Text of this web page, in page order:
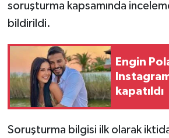
soruşturma kapsamında
bildirildi.
Engin
kapatıldı
Soruşturma bilgisi ilk olarak